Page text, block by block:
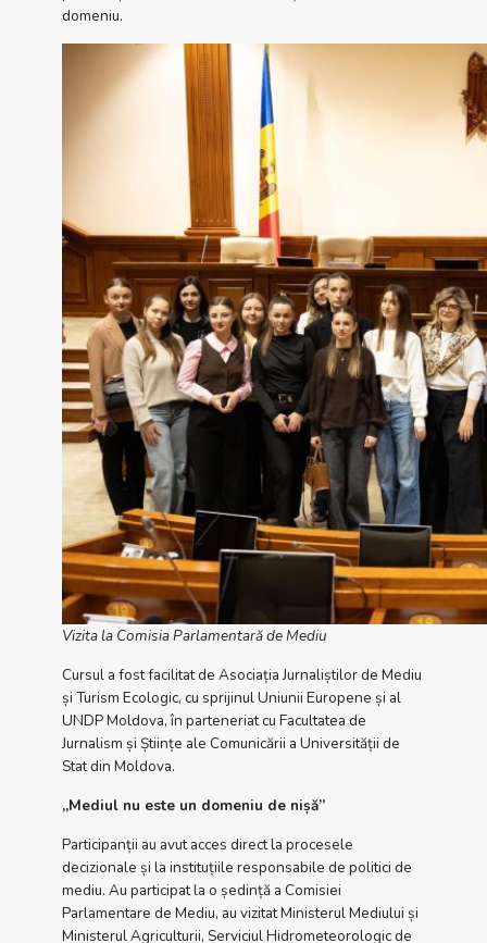
domeniu.
Vizita la Comisia Parlamentară de Mediu
Cursul a fost facilitat de Asociația Jurnaliștilor de Mediu
și Turism Ecologic, cu sprijinul Uniunii Europene și al
UNDP Moldova, în parteneriat cu Facultatea de
Jurnalism și Științe ale Comunicării a Universității de
Stat din Moldova.
„Mediul nu este un domeniu de nișă”
Participanții au avut acces direct la procesele
decizionale și la instituțiile responsabile de politici de
mediu. Au participat la o ședință a Comisiei
Parlamentare de Mediu, au vizitat Ministerul Mediului și
Ministerul Agriculturii, Serviciul Hidrometeorologic de